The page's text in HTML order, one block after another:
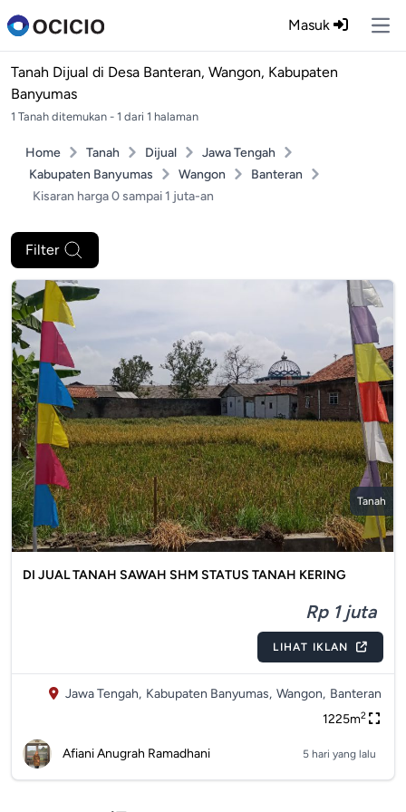
Masuk
Tanah Dijual di Desa Banteran, Wangon, Kabupaten
Banyumas
1 Tanah ditemukan - 1 dari 1 halaman
Home Tanah Dijual
Jawa Tengah
Kabupaten Banyumas
Wangon
Banteran
Kisaran harga 0 sampai 1 juta-an
Filter
Tanah
DI JUAL TANAH SAWAH SHM STATUS TANAH KERING
Rp 1 juta
LIHAT IKLAN
Jawa Tengah, Kabupaten Banyumas, Wangon, Banteran
1225m2
Afiani Anugrah Ramadhani 5 hari yang lalu